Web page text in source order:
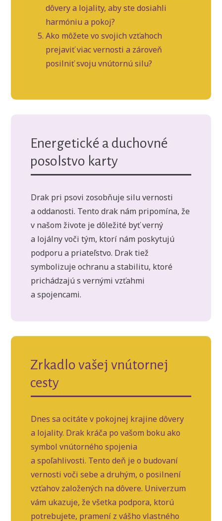
dôvery a lojality, aby ste dosiahli
harmóniu a pokoj?
Ako môžete vo svojich vzťahoch
prejaviť viac vernosti a zároveň
posilniť svoju vnútornú silu?
Energetické a duchovné
posolstvo karty
Drak pri psovi zosobňuje silu vernosti
a oddanosti. Tento drak nám pripomína, že
v našom živote je dôležité byť verný
a lojálny voči tým, ktorí nám poskytujú
podporu a priateľstvo. Drak tiež
symbolizuje ochranu a stabilitu, ktoré
prichádzajú s vernými vzťahmi
a spojencami.
Zrkadlo vašej vnútornej
cesty
Dnes sa ocitáte v pokojnej krajine dôvery
a lojality. Drak kráča po vašom boku ako
symbol vnútorného spojenia
a spoľahlivosti. Tento deň je o budovaní
vernosti voči sebe a druhým, o posilnení
vzťahov založených na dôvere. Univerzum
vám ukazuje, že všetka podpora, ktorú
potrebujete, pramení z vášho vlastného